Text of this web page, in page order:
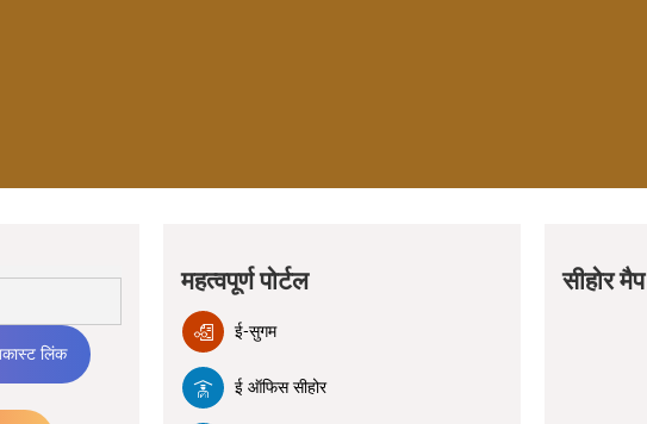
लिंक
महत्वपूर्ण पोर्टल
ई-सुगम
ई ऑफिस सीहोर
सीहोर मैप